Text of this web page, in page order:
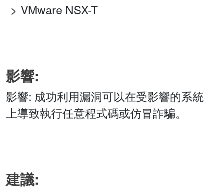
VMware NSX-T
影響:
影響: 成功利用漏洞可以在受影響的系統
上導致執行任意程式碼或仿冒詐騙。
建議: